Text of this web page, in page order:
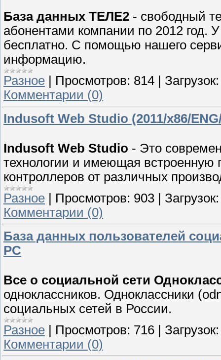
База данных ТЕЛЕ2 - свободный
абонентами компании по 2012 год.
бесплатно. С помощью нашего
информацию.
Разное
Просмотров: 814
Загрузок:
Комментарии (0)
Indusoft Web Studio (2011/x86/
Indusoft Web Studio - Это
технологии и имеющая встроенную
контроллеров от различных
Разное
Просмотров: 903
Загрузок:
Комментарии (0)
База данных пользователей
PC
Все о социальной сети
одноклассников. Одноклассники
социальных сетей в России.
Разное | Просмотров: 716 | Загрузок:
Комментарии (0)